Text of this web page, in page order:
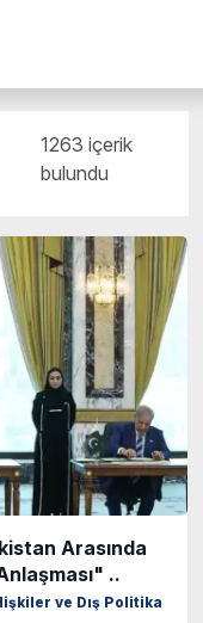
1263 içerik
bulundu
Arasında
..
ve Dış Politika